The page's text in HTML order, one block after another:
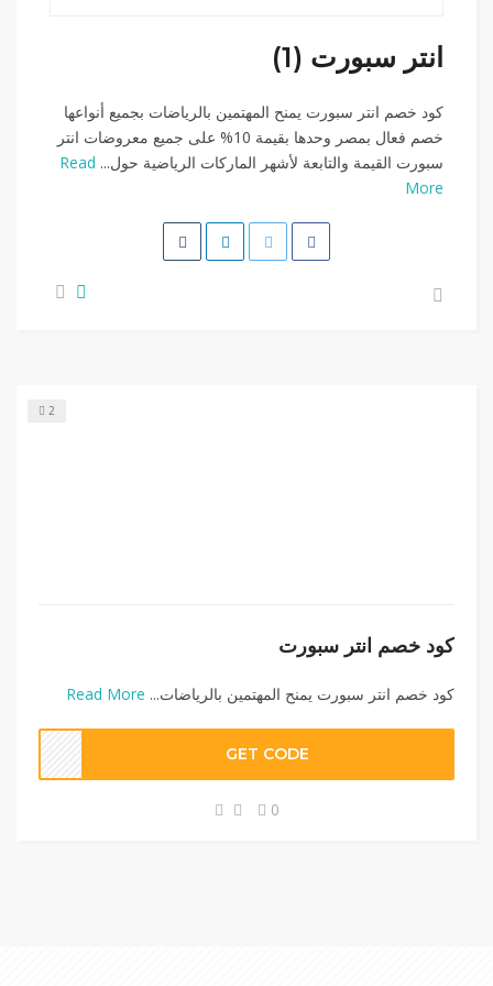
انتر سبورت (1)
كود خصم انتر سبورت يمنح المهتمين بالرياضات بجميع أنواعها
خصم فعال بمصر وحدها بقيمة 10% على جميع معروضات انتر
سبورت القيمة والتابعة لأشهر الماركات الرياضية حول... Read
More
2
كود خصم انتر سبورت
كود خصم انتر سبورت يمنح المهتمين بالرياضات... Read More
GET CODE
0